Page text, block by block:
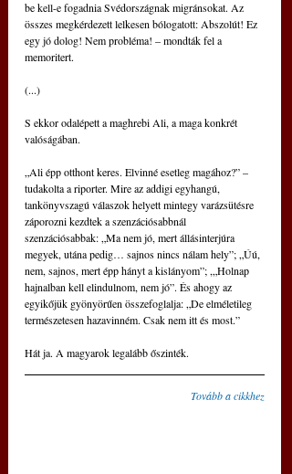
be kell-e fogadnia Svédországnak migránsokat. Az
összes megkérdezett lelkesen bólogatott: Abszolút! Ez
egy jó dolog! Nem probléma! – mondták fel a
memoritert.
(...)
S ekkor odalépett a maghrebi Ali, a maga konkrét
valóságában.
„Ali épp otthont keres. Elvinné esetleg magához?” –
tudakolta a riporter. Mire az addigi egyhangú,
tankönyvszagú válaszok helyett mintegy varázsütésre
záporozni kezdtek a szenzációsabbnál
szenzációsabbak: „Ma nem jó, mert állásinterjúra
megyek, utána pedig… sajnos nincs nálam hely”; „Úú,
nem, sajnos, mert épp hányt a kislányom”; ,„Holnap
hajnalban kell elindulnom, nem jó”. És ahogy az
egyikőjük gyönyörűen összefoglalja: „De elméletileg
természetesen hazavinném. Csak nem itt és most.”
Hát ja. A magyarok legalább őszinték.
Tovább a cikkhez